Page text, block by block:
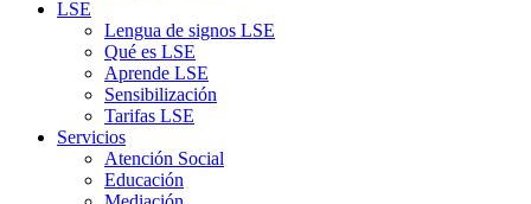
LSE
Lengua de signos LSE
Qué es LSE
Aprende LSE
Sensibilización
Tarifas LSE
Servicios
Atención Social
Educación